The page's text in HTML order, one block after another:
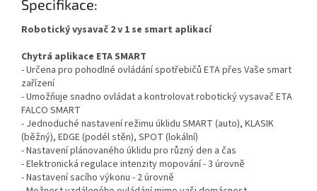
Specifikace:
Robotický vysavač 2 v 1 se smart aplikací
Chytrá aplikace ETA SMART
- Určena pro pohodlné ovládání spotřebičů ETA přes Vaše smart
zařízení
- Umožňuje snadno ovládat a kontrolovat robotický vysavač ETA
FALCO SMART
- Jednoduché nastavení režimu úklidu SMART (auto), KLASIK
(běžný), EDGE (podél stěn), SPOT (lokální)
- Nastavení plánovaného úklidu pro různý den a čas
- Elektronická regulace intenzity mopování - 3 úrovně
- Nastavení sacího výkonu - 2 úrovně